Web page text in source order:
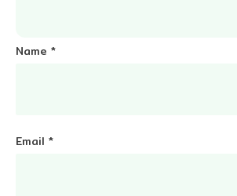
Name *
Email *